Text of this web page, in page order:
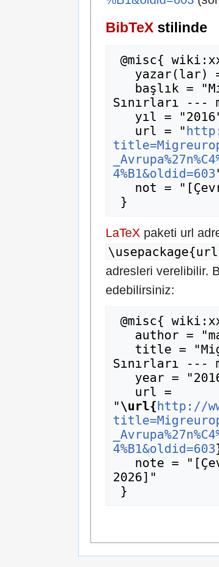
BibTeX stilinde
@misc{ wiki:xxx,
Sınırları ---
   url = "
4%B1&oldid=603
LaTeX paketi url
adresleri verelibilir.
edebilirsiniz:
@misc{ wiki:xxx,
Sınırları ---
"\url{ http://
4%B1&oldid=603
2026]"